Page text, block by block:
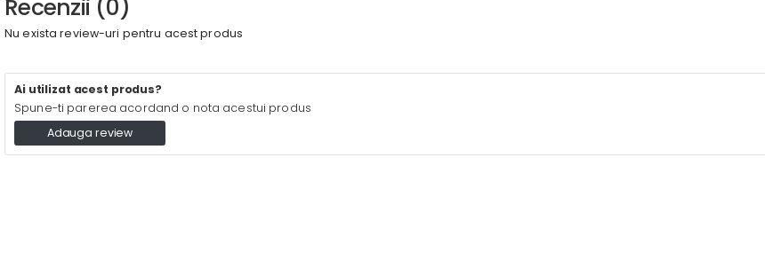
Recenzii (0)
Nu exista review-uri pentru acest produs
Ai utilizat acest produs?
Spune-ti parerea acordand o nota acestui produs
Adauga review